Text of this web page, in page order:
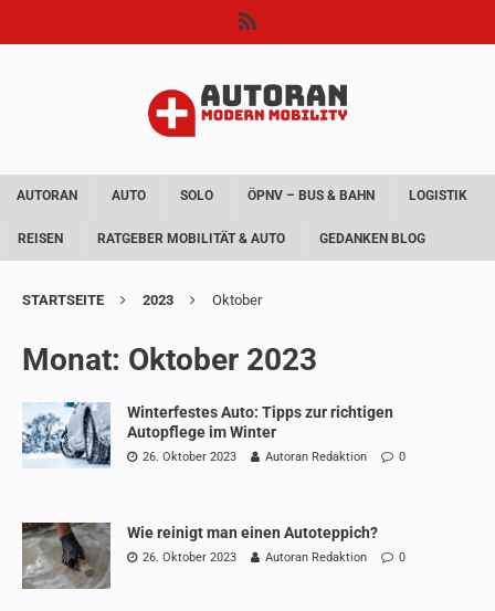
AUTORAN AUTO SOLO ÖPNV – BUS & BAHN LOGISTIK
REISEN RATGEBER MOBILITÄT & AUTO GEDANKEN BLOG
STARTSEITE 2023 Oktober
Monat: Oktober 2023
Winterfestes Auto: Tipps zur richtigen
Autopflege im Winter
26. Oktober 2023 Autoran Redaktion 0
Wie reinigt man einen Autoteppich?
26. Oktober 2023 Autoran Redaktion 0